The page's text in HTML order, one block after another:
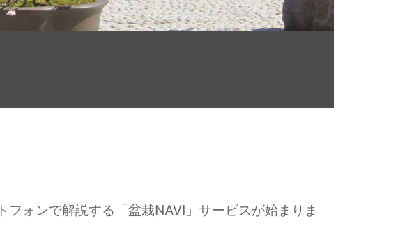
ォンで解説する「盆栽NAVI」サービスが始まりま